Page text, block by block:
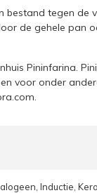
bestand tegen de
de gehele pan
Pininfarina.
voor onder
.
Inductie,